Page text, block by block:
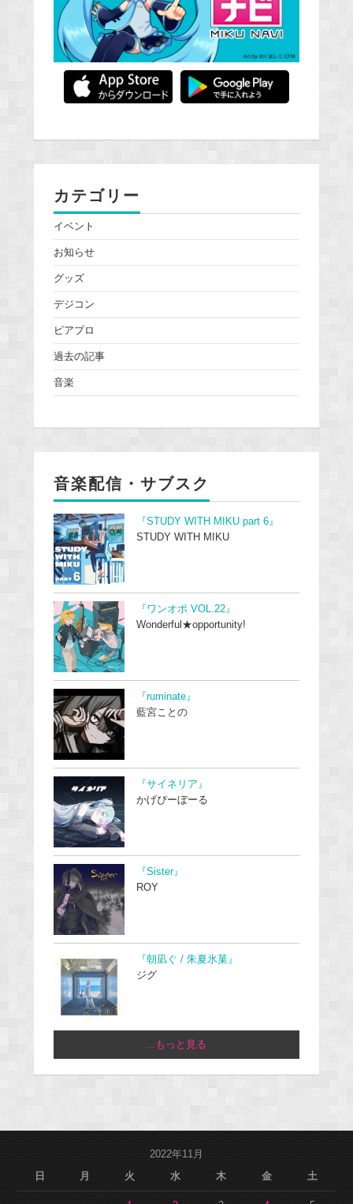
カテゴリー
イベント
お知らせ
グッズ
デジコン
ピアプロ
過去の記事
音楽
音楽配信・サブスク
『STUDY WITH MIKU part 6』
STUDY WITH MIKU
『ワンオポ VOL.22』
Wonderful★opportunity!
『ruminate』
藍宮ことの
『サイネリア』
かげぴーぼーる
『Sister』
ROY
『朝凪ぐ / 朱夏氷菓』
ジグ
...もっと見る
2022年11月
日
月 火 水 木 金 土